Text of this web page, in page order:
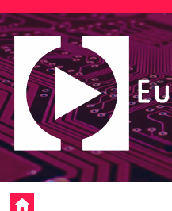
Saltar
al
contenido